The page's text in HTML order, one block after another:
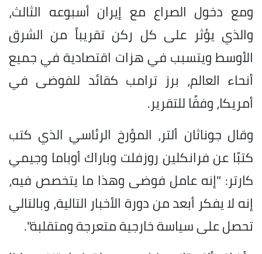
ومع دخول الصراع مع إيران أسبوعه الثالث،
والذي يؤثر على كل ركن تقريباً من الشرق
الأوسط ويتسبب في هزات اقتصادية في جميع
أنحاء العالم، برز ترامب كقائد للفوضى في
أمريكا، وفقًا للتقرير.
وقال جوناثان ألتر، المؤرخ الرئاسي الذي كتب
كتبًا عن فرانكلين روزفلت وباراك أوباما وجيمي
كارتر: "إنه عامل فوضى وهذا ما يتخصص فيه،
إنه لا يفكر أبعد من دورة الأخبار التالية، وبالتالي
تحصل على سياسة خارجية متعرجة ومتقلبة".